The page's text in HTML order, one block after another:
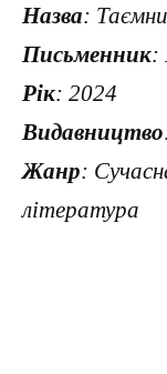
Назва:
Письменник:
Рік: 2024
Видавництво
Жанр:
література